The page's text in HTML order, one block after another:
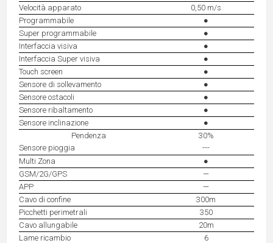
Velocità apparato
0,50 m/s
Programmabile
●
Super programmabile
●
Interfaccia visiva
●
Interfaccia Super visiva
●
Touch screen
●
Sensore di sollevamento
●
Sensore ostacoli
●
Sensore ribaltamento
●
Sensore inclinazione
●
Pendenza
30%
Sensore pioggia
---
Multi Zona
●
GSM/2G/GPS
—
APP
—
Cavo di confine
300m
Picchetti perimetrali
350
Cavo allungabile
20m
Lame ricambio
6